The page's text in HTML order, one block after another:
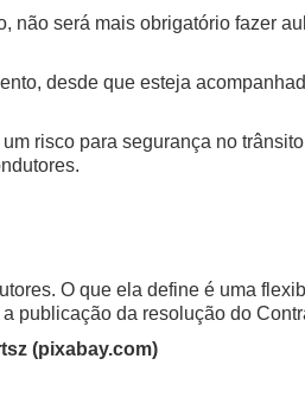
será mais obrigatório fazer
desde que esteja
risco para segurança no
O que ela define é uma
publicação da resolução do
(pixabay.com)